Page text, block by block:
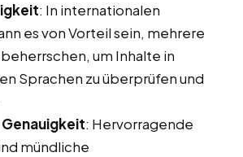
: In internationalen
es von Vorteil sein, mehrere
um Inhalte in
Sprachen zu überprüfen und
: Hervorragende
mündliche